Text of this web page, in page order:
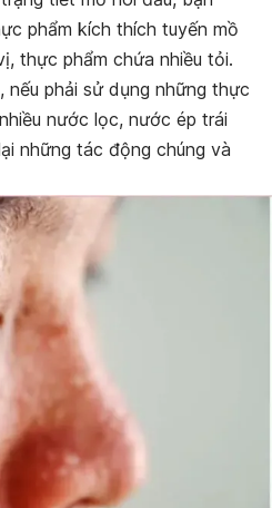
phẩm kích thích tuyến mồ
thực phẩm chứa nhiều tỏi.
phải sử dụng những thực
nước lọc, nước ép trái
những tác động chúng và